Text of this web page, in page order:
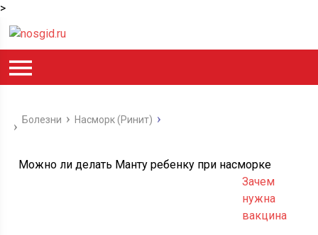
>
Болезни Насморк (Ринит)
Можно ли делать Манту ребенку при насморке
Зачем
нужна
вакцина